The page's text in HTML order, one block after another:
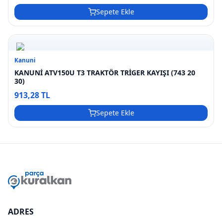
Sepete Ekle
Kanuni
KANUNİ ATV150U T3 TRAKTÖR TRİGER KAYIŞI (743 20
30)
913,28 TL
Sepete Ekle
ADRES